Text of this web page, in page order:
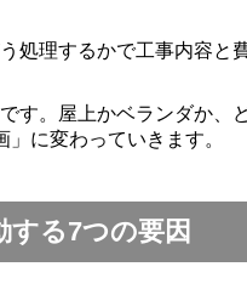
理するかで工事内容
。屋上かベランダか
に変わっていきます。
る7つの要因